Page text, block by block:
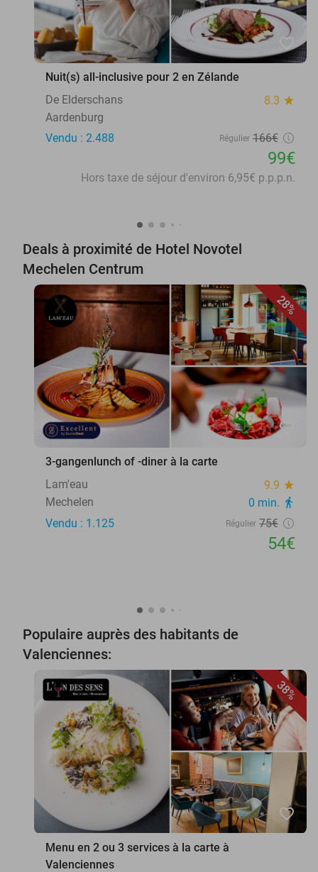
favorite_border
Nuit(s) all-inclusive pour 2 en Zélande
De Elderschans
8.3 star
Aardenburg
Vendu : 2.488
Régulier 166€
99€
Hors taxe de séjour d'environ 6,95€ p.p.p.n.
Deals à proximité de Hotel Novotel
Mechelen Centrum
28%
favorite_border
3-gangenlunch of -diner à la carte
Lam'eau
9.9 star
Mechelen 0 min. directions_walk
Vendu : 1.125 Régulier 75€
54€
Populaire auprès des habitants de
Valenciennes:
38%
favorite_border
Menu en 2 ou 3 services à la carte à
Valenciennes